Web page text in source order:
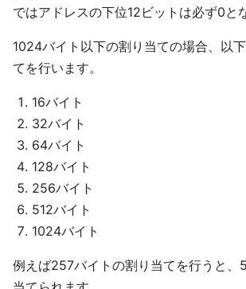
ではアドレスの下位12ビットは必ず0と
1024バイト以下の割り当ての場合、以
てを行います。
16バイト
32バイト
64バイト
128バイト
256バイト
512バイト
1024バイト
例えば257バイトの割り当てを行うと、